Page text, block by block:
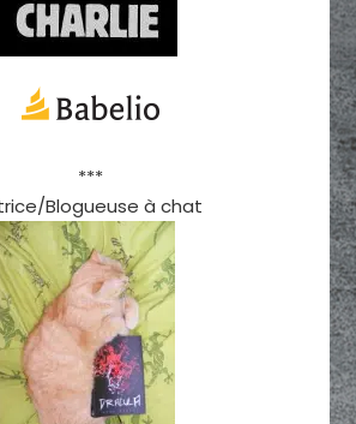
***
Blogueuse à chat